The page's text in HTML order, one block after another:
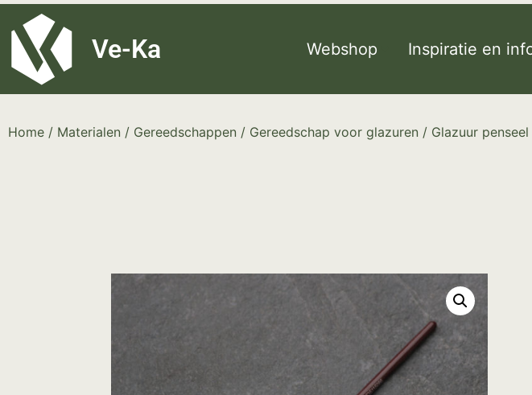
G-8P7N3X5BJ9
Ve-Ka Webshop Inspiratie en
Home / Materialen / Gereedschappen / Gereedschap voor glazuren / Glazuur